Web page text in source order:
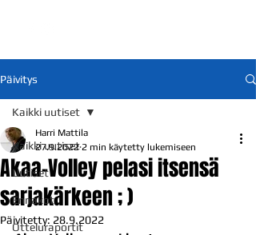
Päivitys
Kaikki uutiset
Uutiset
Ennakot
Otteluraportit
Kaikki uutiset
Akaa-Volley pelasi itsensä
sarjakärkeen ; )
Harri Mattila
27.9.2022 2 min käytetty lukemiseen
Päivitetty: 28.9.2022